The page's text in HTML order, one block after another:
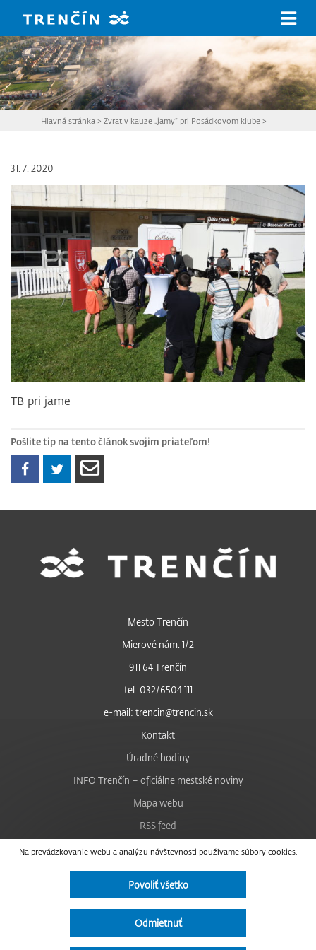
Hlavná stránka >Zvrat v kauze „jamy“ pri Posádkovom klube >
31. 7. 2020
TB pri jame
Pošlite tip na tento článok svojim priateľom!
Na prevádzkovanie webu a analýzu návštevnosti používame súbory cookies.
Povoliť všetko
Odmietnuť
Mesto Trenčín
Mierové nám. 1/2
911 64 Trenčín
tel: 032/6504 111
e-mail: trencin@trencin.sk
Kontakt
Úradné hodiny
INFO Trenčín – oficiálne mestské noviny
Mapa webu
RSS feed
Nastavenie cookies
Facebook
Instagram
Vyhlásenie o prístupnosti